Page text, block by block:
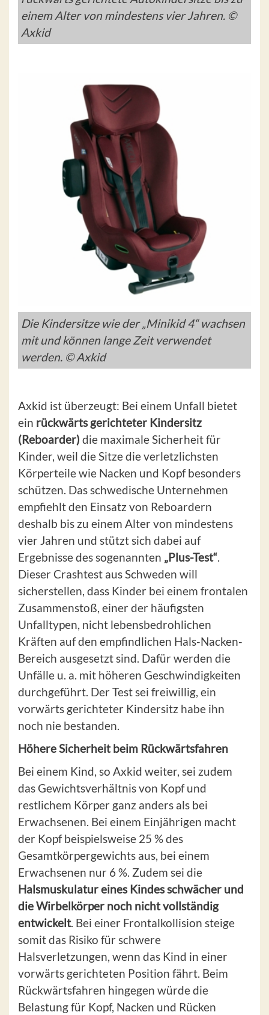
einem Alter von mindestens vier Jahren. ©
Axkid
Die Kindersitze wie der „Minikid 4“ wachsen
mit und können lange Zeit verwendet
werden. © Axkid
Axkid ist überzeugt: Bei einem Unfall bietet
ein rückwärts gerichteter Kindersitz
(Reboarder) die maximale Sicherheit für
Kinder, weil die Sitze die verletzlichsten
Körperteile wie Nacken und Kopf besonders
schützen. Das schwedische Unternehmen
empfiehlt den Einsatz von Reboardern
deshalb bis zu einem Alter von mindestens
vier Jahren und stützt sich dabei auf
Ergebnisse des sogenannten „Plus-Test“.
Dieser Crashtest aus Schweden will
sicherstellen, dass Kinder bei einem frontalen
Zusammenstoß, einer der häufigsten
Unfalltypen, nicht lebensbedrohlichen
Kräften auf den empfindlichen Hals-Nacken-
Bereich ausgesetzt sind. Dafür werden die
Unfälle u. a. mit höheren Geschwindigkeiten
durchgeführt. Der Test sei freiwillig, ein
vorwärts gerichteter Kindersitz habe ihn
noch nie bestanden.
Höhere Sicherheit beim Rückwärtsfahren
Bei einem Kind, so Axkid weiter, sei zudem
das Gewichtsverhältnis von Kopf und
restlichem Körper ganz anders als bei
Erwachsenen. Bei einem Einjährigen macht
der Kopf beispielsweise 25 % des
Gesamtkörpergewichts aus, bei einem
Erwachsenen nur 6 %. Zudem sei die
Halsmuskulatur eines Kindes schwächer und
die Wirbelkörper noch nicht vollständig
entwickelt. Bei einer Frontalkollision steige
somit das Risiko für schwere
Halsverletzungen, wenn das Kind in einer
vorwärts gerichteten Position fährt. Beim
Rückwärtsfahren hingegen würde die
Belastung für Kopf, Nacken und Rücken